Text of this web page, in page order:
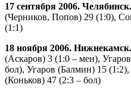
17 сентября 2006.
(Черников, Попов) 29 (1:0),
(1:1)
18 ноября 2006.
(Аскаров) 3 (1:0 – мен),
бол), Угаров (Балмин) 15
(Коньков) 47 (2:3 – бол)